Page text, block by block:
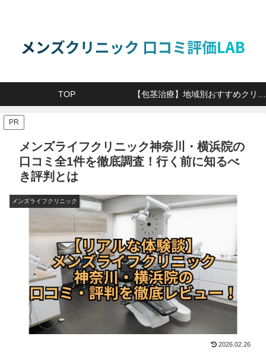
TOP 【包茎治療】地域別おすすめクリニック
PR
メンズライフクリニック神奈川・横浜院の
口コミ全1件を徹底調査！行く前に知るべ
き評判とは
メンズライフクリニック
2026.02.26